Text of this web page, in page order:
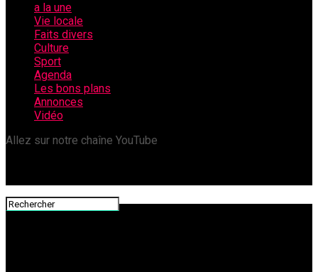
a la une
Vie locale
Faits divers
Culture
Sport
Agenda
Les bons plans
Annonces
Vidéo
Allez sur notre chaîne YouTube